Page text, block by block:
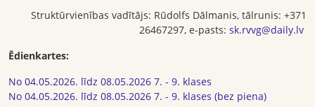
Struktūrvienības vadītājs: Rūdolfs Dālmanis, tālrunis: +371
26467297, e-pasts: sk.rvvg@daily.lv
Ēdienkartes:
No 04.05.2026. līdz 08.05.2026 7. - 9. klases
No 04.05.2026. līdz 08.05.2026 7. - 9. klases (bez piena)